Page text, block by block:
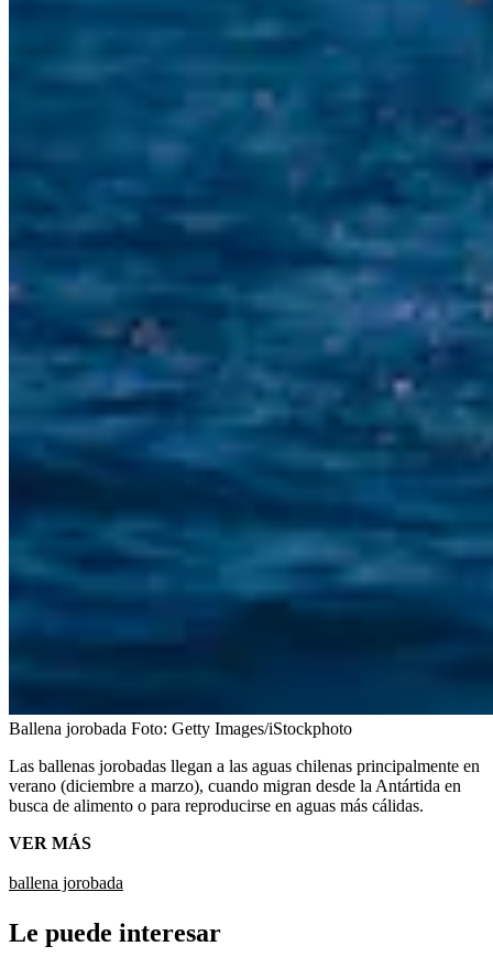
Ballena jorobada Foto: Getty Images/iStockphoto
Las ballenas jorobadas llegan a las aguas chilenas principalmente en
verano (diciembre a marzo), cuando migran desde la Antártida en
busca de alimento o para reproducirse en aguas más cálidas.
VER MÁS
ballena jorobada
Le puede interesar